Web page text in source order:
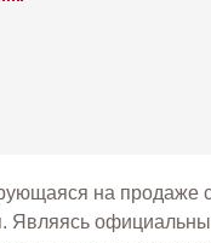
на продаже
Являясь